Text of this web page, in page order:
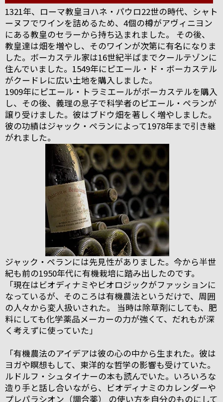
1321年、ローマ教皇ヨハネ・パウロ22世の時代、シャト
ーヌフでワインを詰めるため、4個の樽がアヴィニヨン
にある教皇のセラーから持ち込まれました。 その後、
教皇達は畑を増やし、そのワインが次第に有名になりま
した。ボーカステル家は16世紀半ばまでクールテゾンに
住んでいました。1549年にピエール・ド・ボーカステル
がクードレに広い土地を購入しました。
1909年にピエール・トラミエールがボーカステルを購入
し、その後、義理の息子で科学者のピエール・ペランが
譲り受けました。彼はブドウ畑を著しく増やしました。
彼の功績はジャック・ペランによって1978年まで引き継
がれました。
ジャック・ペランには先見性がありました。今から半世
紀も前の1950年代に有機栽培に踏み出したのです。
「現在はビオディナミやビオロジックがファッションに
なっているが、そのころは有機農法というだけで、周囲
の人々から変人扱いされた。 当時は除草剤にしても、肥
料にしても化学薬品メーカーの力が強くて、だれもが深
く考えずに使っていた」
「有機農法のアイデアは彼の心の中から生まれた。彼は
ヨガや瞑想もして、東洋的な哲学の影響も受けていた。
ルドルフ・シュタイナーの本も読んでいた。いろいろな
造り手と話し合いながら、ビオディナミのカレンダーや
プレパラシオン（調合薬） の使い方を自分のものにして